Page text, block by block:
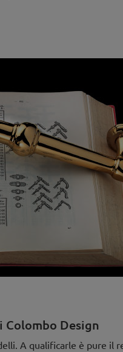
Design
A qualificarle è pure il